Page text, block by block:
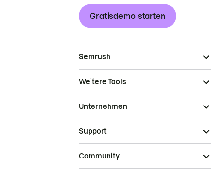
Gratisdemo starten
Semrush
Weitere Tools
Unternehmen
Support
Community